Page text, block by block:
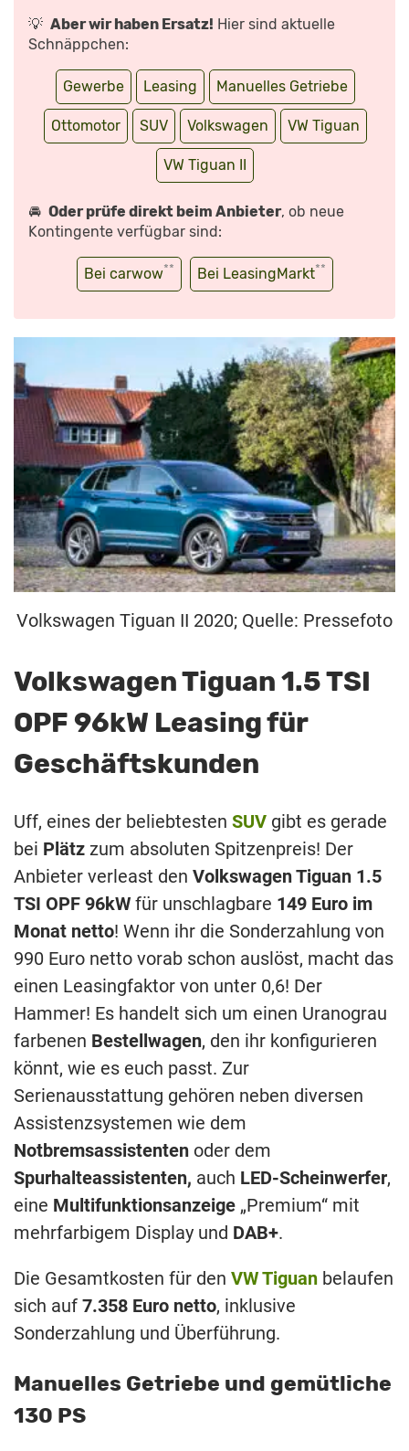
💡 Aber wir haben Ersatz! Hier sind aktuelle
Schnäppchen:
Gewerbe Leasing Manuelles Getriebe
Ottomotor SUV Volkswagen VW Tiguan
VW Tiguan II
🚘 Oder prüfe direkt beim Anbieter, ob neue
Kontingente verfügbar sind:
Bei carwow** Bei LeasingMarkt**
Volkswagen Tiguan II 2020; Quelle: Pressefoto
Volkswagen Tiguan 1.5 TSI
OPF 96kW Leasing für
Geschäftskunden
Uff, eines der beliebtesten SUV gibt es gerade
bei Plätz zum absoluten Spitzenpreis! Der
Anbieter verleast den Volkswagen Tiguan 1.5
TSI OPF 96kW für unschlagbare 149 Euro im
Monat netto! Wenn ihr die Sonderzahlung von
990 Euro netto vorab schon auslöst, macht das
einen Leasingfaktor von unter 0,6! Der
Hammer! Es handelt sich um einen Uranograu
farbenen Bestellwagen, den ihr konfigurieren
könnt, wie es euch passt. Zur
Serienausstattung gehören neben diversen
Assistenzsystemen wie dem
Notbremsassistenten oder dem
Spurhalteassistenten, auch LED-Scheinwerfer,
eine Multifunktionsanzeige „Premium“ mit
mehrfarbigem Display und DAB+.
Die Gesamtkosten für den VW Tiguan belaufen
sich auf 7.358 Euro netto, inklusive
Sonderzahlung und Überführung.
Manuelles Getriebe und gemütliche
130 PS